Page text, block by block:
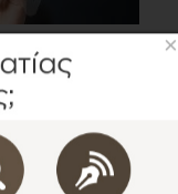
Διατροφή
×